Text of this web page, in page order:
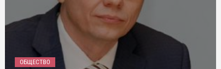
ОБЩЕСТВО